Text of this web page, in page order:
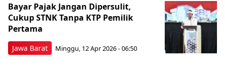
Jawa Barat
Bayar Pajak Jangan Dipersulit,
Cukup STNK Tanpa KTP Pemilik
Pertama
Minggu, 12 Apr 2026 - 06:50